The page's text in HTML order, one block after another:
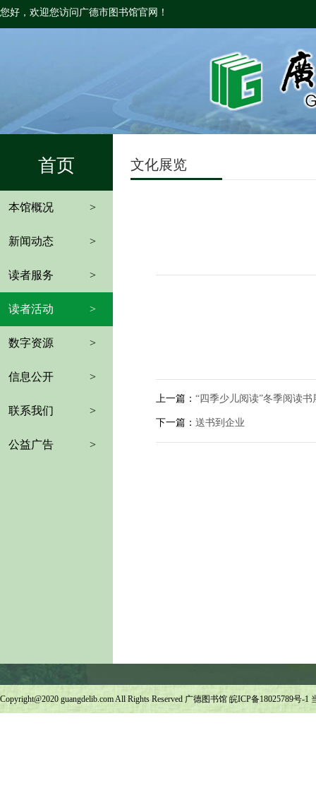
您好，欢迎您访问广德市图书馆官网！
首页
本馆概况 >
新闻动态 >
读者服务 >
读者活动 >
数字资源 >
信息公开 >
联系我们 >
公益广告 >
文化展览
上一篇： “四季少儿阅读”冬季阅读书
下一篇： 送书到企业
Copyright@2020 guangdelib.com All Rights Reserved 广德图书馆 皖ICP备18025789号-1